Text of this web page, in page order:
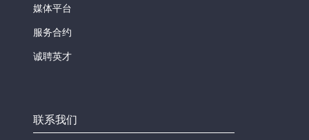
媒体平台
服务合约
诚聘英才
联系我们